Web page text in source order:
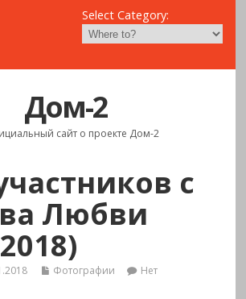
Select Category:
Дом-2
сайт о проекте Дом-2
с
Любви
Фотографии
Нет